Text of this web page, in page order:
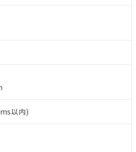
以内)
点は「
事前の承諾なく第三者に漏洩または
ビス）をご利用いただくには、I-
客様との取引・商談に必要な範囲で
の共同利用に関して"
の「1.共同利
月が前後することがあります。
とができます。
もので、過去に遡って非含有を証明
物質の対応では、対応完了までの期
準値以下であることを示します。
質が外部に漏えいし、環境に深刻な
い合わせください。
場合は、上記1、2および3の内容を
る関係者が違法に輸出するおそれが
ては、お客様のお取引先、またはお客
認ください)
情報を公開していない機種